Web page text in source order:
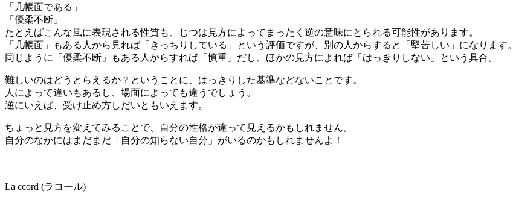
「几帳面である」
「優柔不断」
たとえばこんな風に表現される性質も、じつは見方によってまったく逆の意味にとられる可能性があります。
「几帳面」もある人から見れば「きっちりしている」という評価ですが、別の人からすると「堅苦しい」になります。
同じように「優柔不断」もある人からすれば「慎重」だし、ほかの見方によれば「はっきりしない」という具合。
難しいのはどうとらえるか？ということに、はっきりした基準などないことです。
人によって違いもあるし、場面によっても違うでしょう。
逆にいえば、受け止め方しだいともいえます。
ちょっと見方を変えてみることで、自分の性格が違って見えるかもしれません。
自分のなかにはまだまだ「自分の知らない自分」がいるのかもしれませんよ！
La ccord (ラコール)